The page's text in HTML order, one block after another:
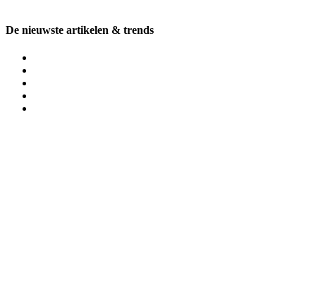
De nieuwste artikelen & trends